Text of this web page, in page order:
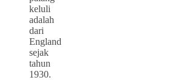
keluli
adalah
dari
England
sejak
tahun
1930.